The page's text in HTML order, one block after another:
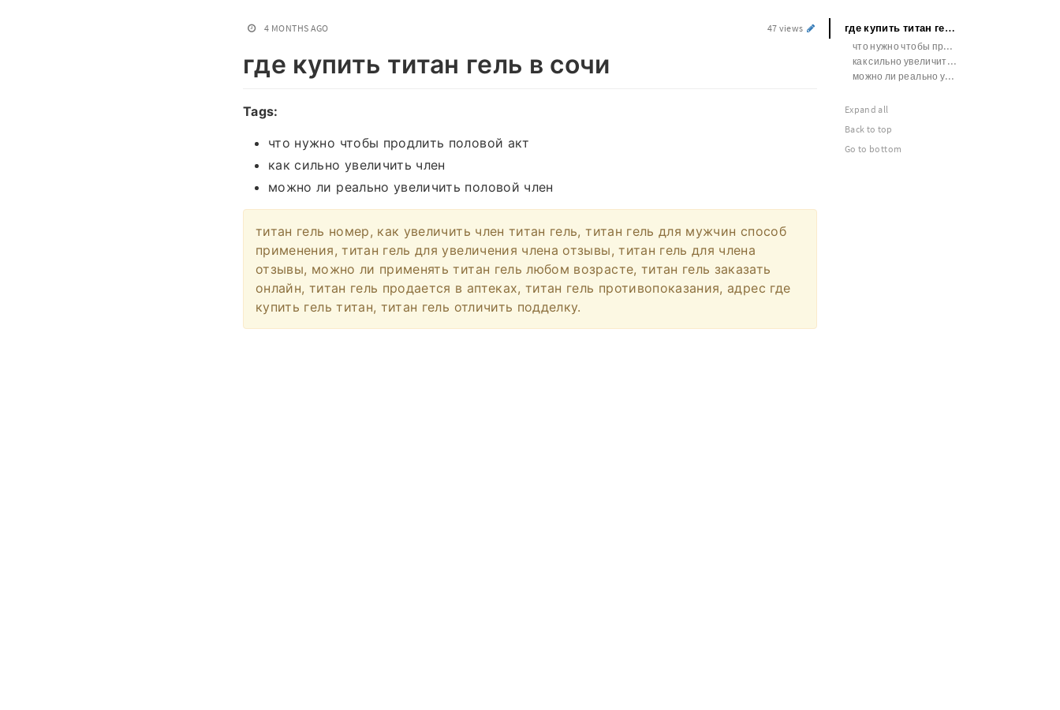
4 MONTHS AGO 47 views
где купить титан гель в сочи
Tags:
что нужно чтобы продлить половой акт
как сильно увеличить член
можно ли реально увеличить половой член
титан гель номер, как увеличить член титан гель, титан гель для мужчин способ
применения, титан гель для увеличения члена отзывы, титан гель для члена
отзывы, можно ли применять титан гель любом возрасте, титан гель заказать
онлайн, титан гель продается в аптеках, титан гель противопоказания, адрес где
купить гель титан, титан гель отличить подделку.
где купить титан гель в сочи
что нужно чтобы продлить половой акт
как сильно увеличить член
можно ли реально увеличить половой член
Expand all
Back to top
Go to bottom